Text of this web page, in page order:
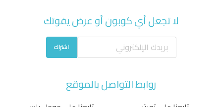
لا تجعل أي كوبون أو عرض يفوتك
اشتراك
روابط التواصل بالموقع